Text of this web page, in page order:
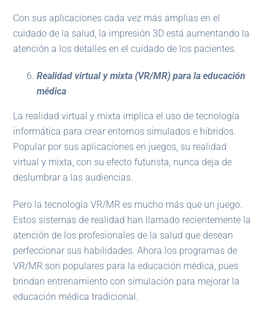
Con sus aplicaciones cada vez más amplias en el
cuidado de la salud, la impresión 3D está aumentando la
atención a los detalles en el cuidado de los pacientes.
Realidad virtual y mixta (VR/MR) para la educación
médica
La realidad virtual y mixta implica el uso de tecnología
informática para crear entornos simulados e híbridos.
Popular por sus aplicaciones en juegos, su realidad
virtual y mixta, con su efecto futurista, nunca deja de
deslumbrar a las audiencias.
Pero la tecnología VR/MR es mucho más que un juego.
Estos sistemas de realidad han llamado recientemente la
atención de los profesionales de la salud que desean
perfeccionar sus habilidades. Ahora los programas de
VR/MR son populares para la educación médica, pues
brindan entrenamiento con simulación para mejorar la
educación médica tradicional.